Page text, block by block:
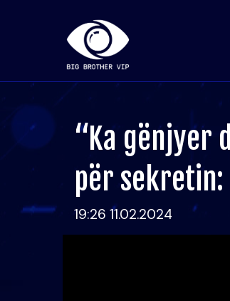
“Ka gënjyer
për
19:26 11.02.2024